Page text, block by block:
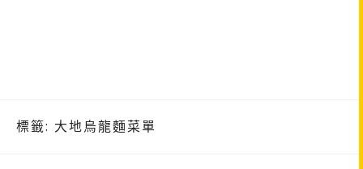
標籤: 大地烏龍麵菜單